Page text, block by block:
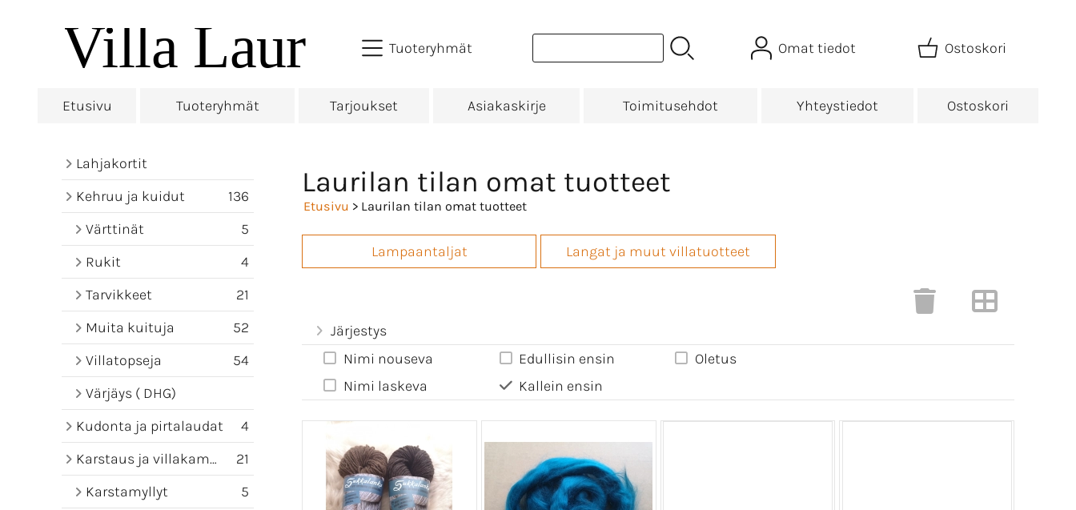
Tuoteryhmät Omat tiedot Ostoskori
Etusivu Tuoteryhmät Tarjoukset Asiakaskirje Toimitusehdot Yhteystiedot Ostoskori
Lahjakortit
Kehruu ja kuidut
136
Värttinät
5
Rukit
4
Tarvikkeet
21
Muita kuituja
52
Villatopseja
54
Värjäys ( DHG)
Kudonta ja pirtalaudat
4
Karstaus ja villakammat
21
Karstamyllyt
5
Laurilan tilan omat tuotteet
Etusivu > Laurilan tilan omat tuotteet
Lampaantaljat Langat ja muut villatuotteet
Järjestys
Nimi nouseva
Nimi laskeva
Edullisin ensin
Kallein ensin
Oletus